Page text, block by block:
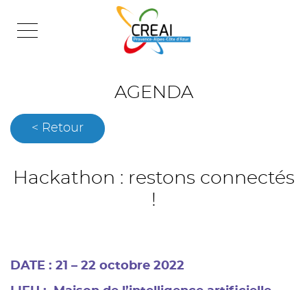
AGENDA
< Retour
Hackathon : restons connectés
!
DATE : 21 – 22 octobre 2022